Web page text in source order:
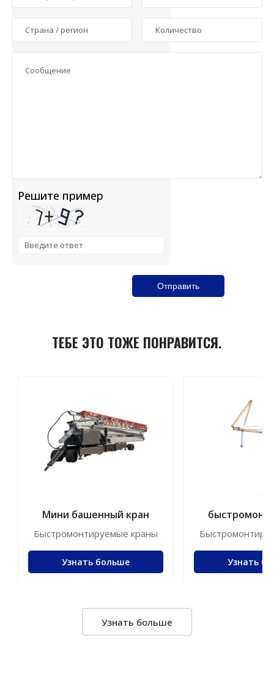
Решите пример
ТЕБЕ ЭТО ТОЖЕ ПОНРАВИТСЯ.
Мини башенный кран
Быстромонтируемые краны
Узнать больше Узнать
Узнать больше